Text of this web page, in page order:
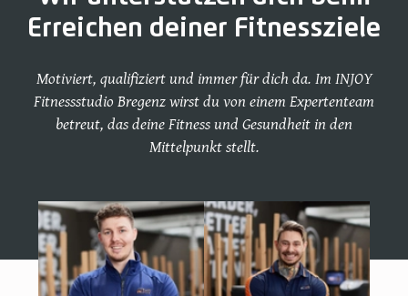
Erreichen deiner Fitnessziele
Motiviert, qualifiziert und immer für dich da. Im INJOY
Fitnessstudio Bregenz wirst du von einem Expertenteam
betreut, das deine Fitness und Gesundheit in den
Mittelpunkt stellt.